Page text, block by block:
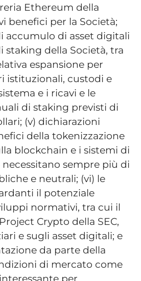
Ethereum della
benefici per la Società;
accumulo di asset digitali
staking della Società, tra
espansione per
istituzionali, custodi e
e i ricavi e le
di staking previsti di
(v) dichiarazioni
della tokenizzazione
blockchain e i sistemi di
sempre più di
e neutrali; (vi) le
il potenziale
normativi, tra cui il
Crypto della SEC,
e sugli asset digitali; e
da parte della
di mercato come